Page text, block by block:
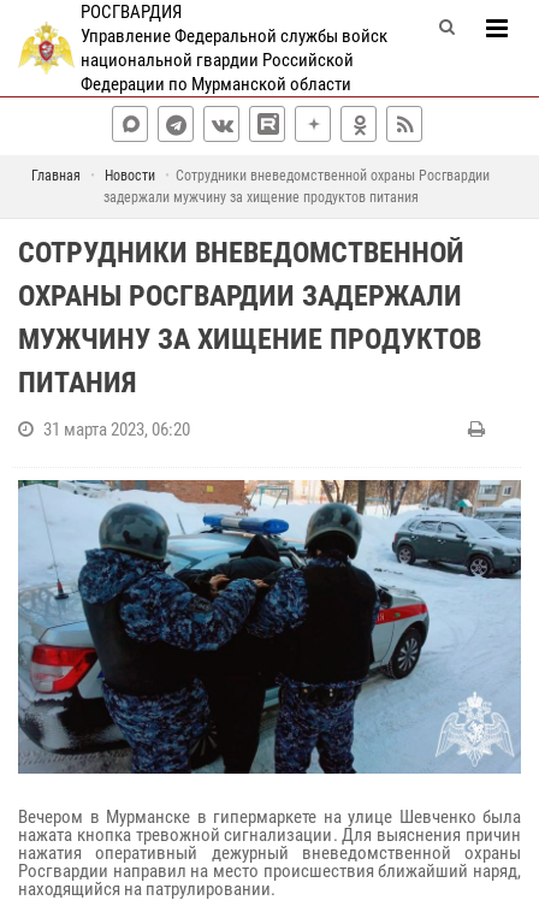
РОСГВАРДИЯ
Управление Федеральной службы войск
национальной гвардии Российской
Федерации по Мурманской области
Главная Новости
Сотрудники вневедомственной охраны Росгвардии
задержали мужчину за хищение продуктов питания
СОТРУДНИКИ ВНЕВЕДОМСТВЕННОЙ
ОХРАНЫ РОСГВАРДИИ ЗАДЕРЖАЛИ
МУЖЧИНУ ЗА ХИЩЕНИЕ ПРОДУКТОВ
ПИТАНИЯ
31 марта 2023, 06:20
Вечером в Мурманске в гипермаркете на улице Шевченко была
нажата кнопка тревожной сигнализации. Для выяснения причин
нажатия оперативный дежурный вневедомственной охраны
Росгвардии направил на место происшествия ближайший наряд,
находящийся на патрулировании.